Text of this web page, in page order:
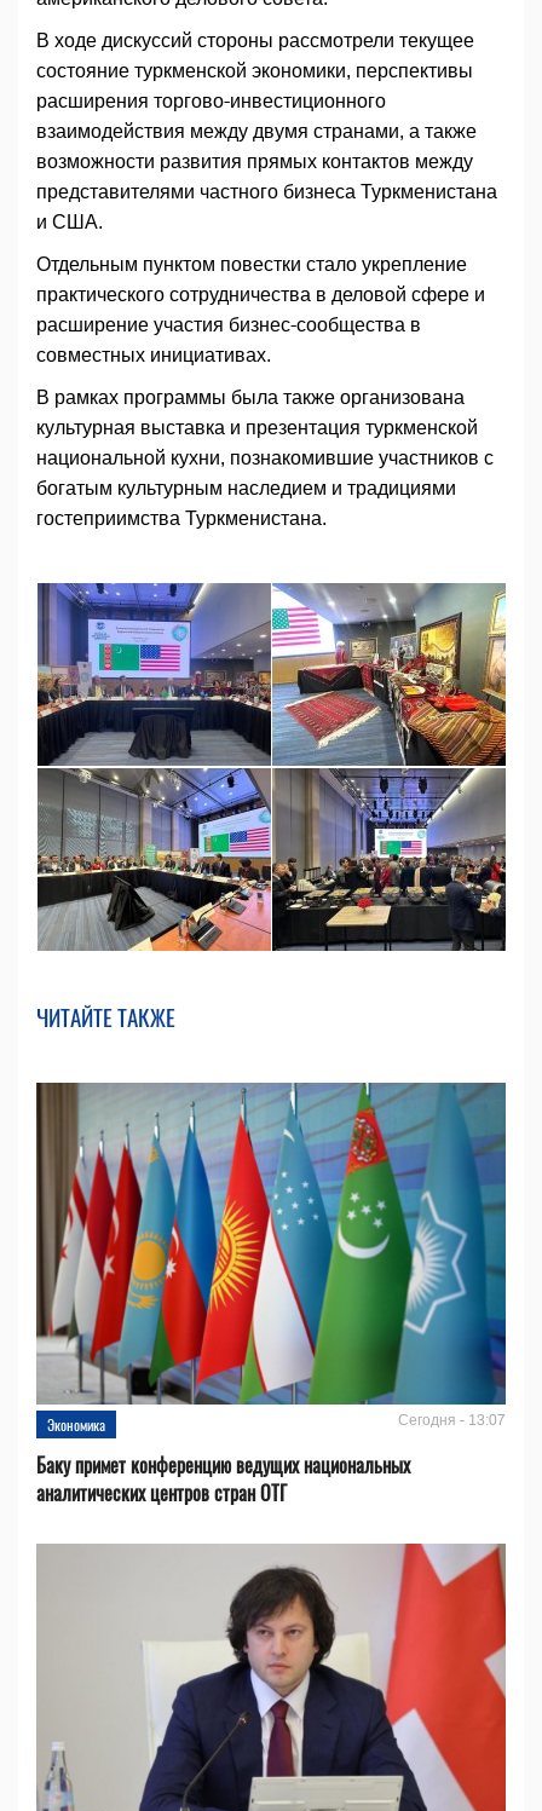
В ходе дискуссий стороны рассмотрели текущее
состояние туркменской экономики, перспективы
расширения торгово-инвестиционного
взаимодействия между двумя странами, а также
возможности развития прямых контактов между
представителями частного бизнеса Туркменистана
и США.
Отдельным пунктом повестки стало укрепление
практического сотрудничества в деловой сфере и
расширение участия бизнес-сообщества в
совместных инициативах.
В рамках программы была также организована
культурная выставка и презентация туркменской
национальной кухни, познакомившие участников с
богатым культурным наследием и традициями
гостеприимства Туркменистана.
ЧИТАЙТЕ ТАКЖЕ
Экономика Сегодня - 13:07
Баку примет конференцию ведущих национальных
аналитических центров стран ОТГ